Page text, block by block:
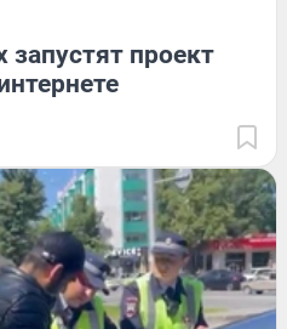
проект